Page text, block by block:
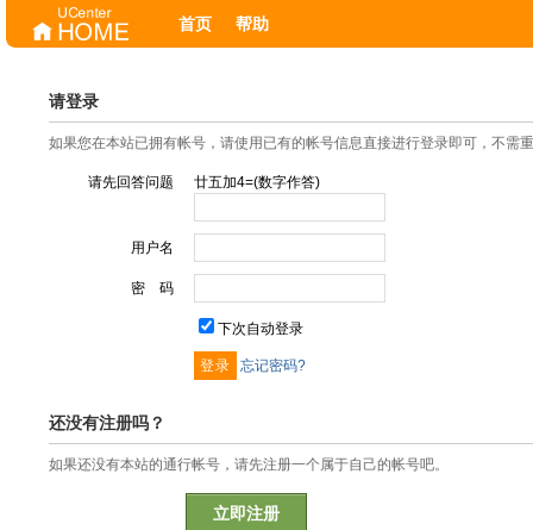
首页 帮助
请登录
如果您在本站已拥有帐号，请使用已有的帐号信息直接进行登录即可，不需
请先回答问题 廿五加4=(数字作答)
用户名
密 码
下次自动登录
忘记密码?
还没有注册吗？
如果还没有本站的通行帐号，请先注册一个属于自己的帐号吧。
立即注册